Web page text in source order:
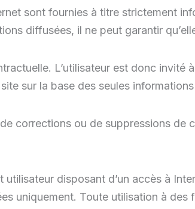
sont fournies à titre strictement
diffusées, il ne peut garantir
L’utilisateur est donc
sur la base des seules
corrections ou de suppressions de
disposant d’un accès à
uniquement. Toute utilisation à